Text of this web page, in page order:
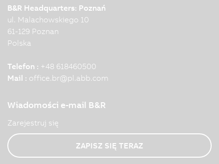
B&R Headquarters: Poznań
ul. Malachowskiego 10
61-129 Poznan
Polska
Telefon : +48 618460500
Mail : office.br@pl.abb.com
Wiadomości e-mail B&R
Zarejestruj się
ZAPISZ SIĘ TERAZ